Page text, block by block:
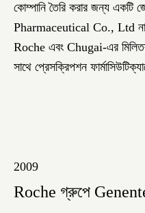
কোম্পানি তৈরি করার জন্য
Pharmaceutical Co., Ltd
Roche এবং Chugai-এর
সাথে প্রেসক্রিপশন
2009
Roche গ্রুপে